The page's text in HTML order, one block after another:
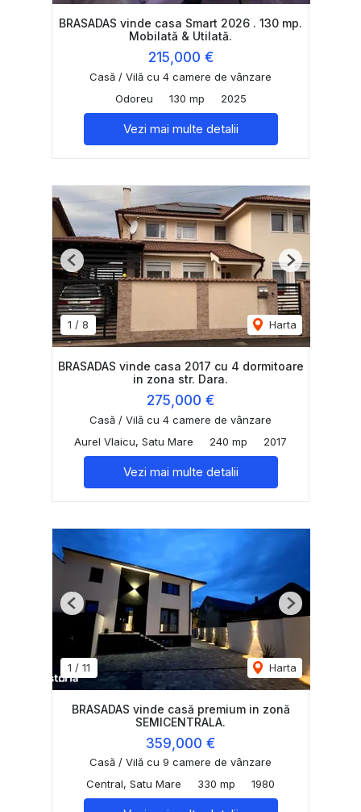
BRASADAS vinde casa Smart 2026 . 130 mp.
Mobilată & Utilată.
215,000 €
Casă / Vilă cu 4 camere de vânzare
Odoreu
130 mp 2025
Vezi mai multe detalii
1 / 8 Harta
Previous Next
BRASADAS vinde casa 2017 cu 4 dormitoare
in zona str. Dara.
275,000 €
Casă / Vilă cu 4 camere de vânzare
Aurel Vlaicu, Satu Mare
240 mp 2017
Vezi mai multe detalii
1 / 11 Harta
Previous Next
BRASADAS vinde casă premium in zonă
SEMICENTRALA.
359,000 €
Casă / Vilă cu 9 camere de vânzare
Central, Satu Mare
330 mp 1980